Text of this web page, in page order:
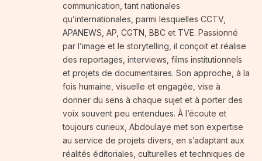
communication, tant nationales
qu’internationales, parmi lesquelles CCTV,
APANEWS, AP, CGTN, BBC et TVE. Passionné
par l’image et le storytelling, il conçoit et réalise
des reportages, interviews, films institutionnels
et projets de documentaires. Son approche, à la
fois humaine, visuelle et engagée, vise à
donner du sens à chaque sujet et à porter des
voix souvent peu entendues. À l’écoute et
toujours curieux, Abdoulaye met son expertise
au service de projets divers, en s’adaptant aux
réalités éditoriales, culturelles et techniques de